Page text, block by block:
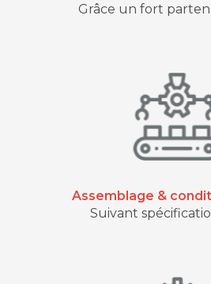
Grâce un fort
Assemblage &
Suivant